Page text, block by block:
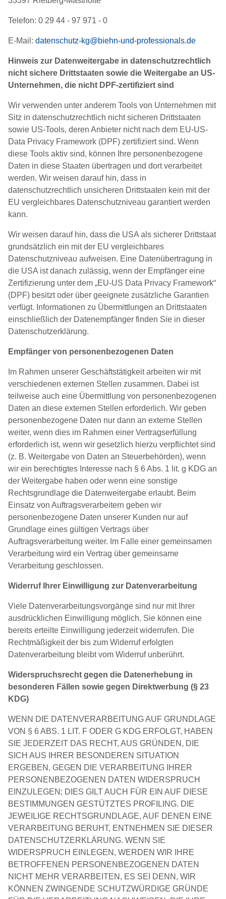
Telefon: 0 29 44 - 97 971 - 0
E-Mail: datenschutz-kg@biehn-und-professionals.de
Hinweis zur Datenweitergabe in datenschutzrechtlich
nicht sichere Drittstaaten sowie die Weitergabe an US-
Unternehmen, die nicht DPF-zertifiziert sind
Wir verwenden unter anderem Tools von Unternehmen mit
Sitz in datenschutzrechtlich nicht sicheren Drittstaaten
sowie US-Tools, deren Anbieter nicht nach dem EU-US-
Data Privacy Framework (DPF) zertifiziert sind. Wenn
diese Tools aktiv sind, können Ihre personenbezogene
Daten in diese Staaten übertragen und dort verarbeitet
werden. Wir weisen darauf hin, dass in
datenschutzrechtlich unsicheren Drittstaaten kein mit der
EU vergleichbares Datenschutzniveau garantiert werden
kann.
Wir weisen darauf hin, dass die USA als sicherer Drittstaat
grundsätzlich ein mit der EU vergleichbares
Datenschutzniveau aufweisen. Eine Datenübertragung in
die USA ist danach zulässig, wenn der Empfänger eine
Zertifizierung unter dem „EU-US Data Privacy Framework“
(DPF) besitzt oder über geeignete zusätzliche Garantien
verfügt. Informationen zu Übermittlungen an Drittstaaten
einschließlich der Datenempfänger finden Sie in dieser
Datenschutzerklärung.
Empfänger von personenbezogenen Daten
Im Rahmen unserer Geschäftstätigkeit arbeiten wir mit
verschiedenen externen Stellen zusammen. Dabei ist
teilweise auch eine Übermittlung von personenbezogenen
Daten an diese externen Stellen erforderlich. Wir geben
personenbezogene Daten nur dann an externe Stellen
weiter, wenn dies im Rahmen einer Vertragserfüllung
erforderlich ist, wenn wir gesetzlich hierzu verpflichtet sind
(z. B. Weitergabe von Daten an Steuerbehörden), wenn
wir ein berechtigtes Interesse nach § 6 Abs. 1 lit. g KDG an
der Weitergabe haben oder wenn eine sonstige
Rechtsgrundlage die Datenweitergabe erlaubt. Beim
Einsatz von Auftragsverarbeitern geben wir
personenbezogene Daten unserer Kunden nur auf
Grundlage eines gültigen Vertrags über
Auftragsverarbeitung weiter. Im Falle einer gemeinsamen
Verarbeitung wird ein Vertrag über gemeinsame
Verarbeitung geschlossen.
Widerruf Ihrer Einwilligung zur Datenverarbeitung
Viele Datenverarbeitungsvorgänge sind nur mit Ihrer
ausdrücklichen Einwilligung möglich. Sie können eine
bereits erteilte Einwilligung jederzeit widerrufen. Die
Rechtmäßigkeit der bis zum Widerruf erfolgten
Datenverarbeitung bleibt vom Widerruf unberührt.
Widerspruchsrecht gegen die Datenerhebung in
besonderen Fällen sowie gegen Direktwerbung (§ 23
KDG)
WENN DIE DATENVERARBEITUNG AUF GRUNDLAGE
VON § 6 ABS. 1 LIT. F ODER G KDG ERFOLGT, HABEN
SIE JEDERZEIT DAS RECHT, AUS GRÜNDEN, DIE
SICH AUS IHRER BESONDEREN SITUATION
ERGEBEN, GEGEN DIE VERARBEITUNG IHRER
PERSONENBEZOGENEN DATEN WIDERSPRUCH
EINZULEGEN; DIES GILT AUCH FÜR EIN AUF DIESE
BESTIMMUNGEN GESTÜTZTES PROFILING. DIE
JEWEILIGE RECHTSGRUNDLAGE, AUF DENEN EINE
VERARBEITUNG BERUHT, ENTNEHMEN SIE DIESER
DATENSCHUTZERKLÄRUNG. WENN SIE
WIDERSPRUCH EINLEGEN, WERDEN WIR IHRE
BETROFFENEN PERSONENBEZOGENEN DATEN
NICHT MEHR VERARBEITEN, ES SEI DENN, WIR
KÖNNEN ZWINGENDE SCHUTZWÜRDIGE GRÜNDE